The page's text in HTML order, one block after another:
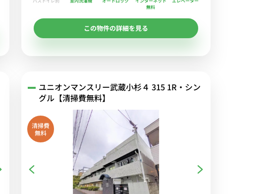
無料
この物件の詳細を見る
ユニオンマンスリー武蔵小杉４ 315 1R・シン
グル【清掃費無料】
清掃費
無料